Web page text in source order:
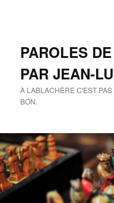
PAROLES
PAR JEAN-
À LABLACHÈRE C'EST
BON.